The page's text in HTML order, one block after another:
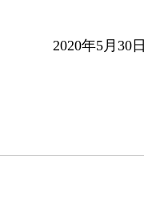
2020年5月30日